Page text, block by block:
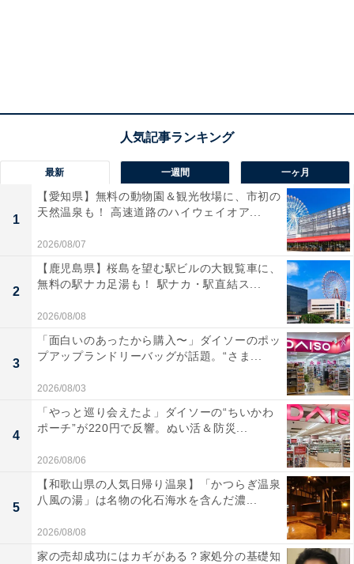
最新 一週間 一ヶ月
1
【愛知県】無料の動物園＆観光牧場に、市初の
天然温泉も！ 高速道路のハイウェイオア...
2026/08/07
2
【鹿児島県】桜島を望む駅ビルの大観覧車に、
無料の駅ナカ足湯も！ 駅ナカ・駅直結ス...
2026/08/08
3
「面白いのあったから購入〜」ダイソーのポッ
プアップランドリーバッグが話題。“さま...
2026/08/03
4
「やっと巡り会えたよ」ダイソーの“ちいかわ
ポーチ”が220円で反響。ぬい活＆防災...
2026/08/06
5
【和歌山県の人気日帰り温泉】「かつらぎ温泉
八風の湯」は名物の化石海水を含んだ濃...
2026/08/08
家の売却成功にはカギがある？家処分の基礎知